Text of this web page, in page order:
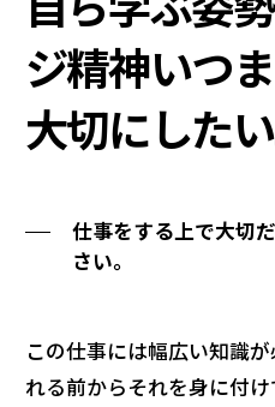
ジ精神いつ
大切にしたい
仕事をする上で大切
さい。
この仕事には幅広い知識
れる前からそれを身に付